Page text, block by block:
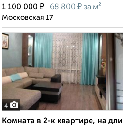
1 100 000 ₽ 68 800 ₽ за м²
Московская 17
4
Комната в 2-к квартире, на